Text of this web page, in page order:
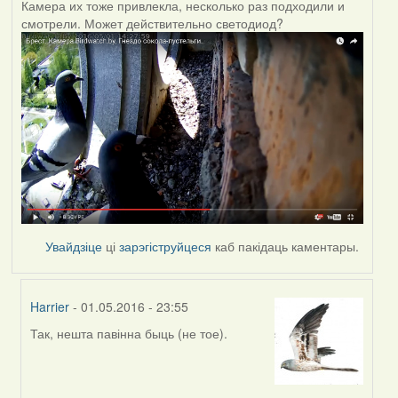
Камера их тоже привлекла, несколько раз подходили и
смотрели. Может действительно светодиод?
Увайдзіце цізарэгіструйцеся каб пакідаць каментары.
Harrier - 01.05.2016 - 23:55
In
Так, нешта павінна быць (не тое).